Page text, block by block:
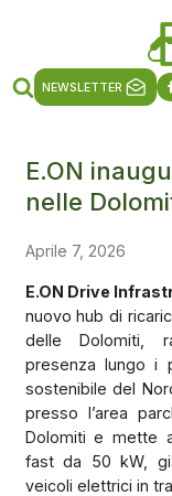
NEWSLETTER
E.ON
nelle
Aprile 7, 2026
E.ON Drive
nuovo hub di
delle Dolomiti,
presenza lungo i
sostenibile del
presso l’area
Dolomiti e mette
fast da 50 kW,
veicoli elettrici in